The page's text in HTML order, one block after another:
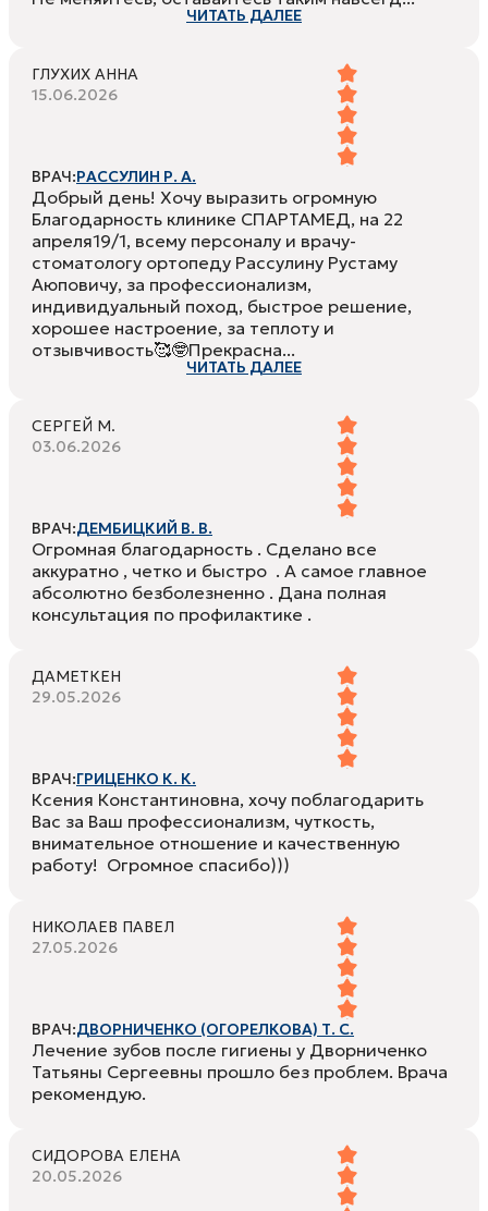
ЧИТАТЬ ДАЛЕЕ
ГЛУХИХ АННА
15.06.2026
ВРАЧ:РАССУЛИН Р. А.
Добрый день! Хочу выразить огромную
Благодарность клинике СПАРТАМЕД, на 22
апреля19/1, всему персоналу и врачу-
стоматологу ортопеду Рассулину Рустаму
Аюповичу, за профессионализм,
индивидуальный поход, быстрое решение,
хорошее настроение, за теплоту и
отзывчивость🥰🤓Прекрасна...
ЧИТАТЬ ДАЛЕЕ
СЕРГЕЙ М.
03.06.2026
ВРАЧ:ДЕМБИЦКИЙ В. В.
Огромная благодарность . Сделано все
аккуратно , четко и быстро . А самое главное
абсолютно безболезненно . Дана полная
консультация по профилактике .
ДАМЕТКЕН
29.05.2026
ВРАЧ:ГРИЦЕНКО К. К.
Ксения Константиновна, хочу поблагодарить
Вас за Ваш профессионализм, чуткость,
внимательное отношение и качественную
работу! Огромное спасибо)))
НИКОЛАЕВ ПАВЕЛ
27.05.2026
ВРАЧ:ДВОРНИЧЕНКО (ОГОРЕЛКОВА) Т. С.
Лечение зубов после гигиены у Дворниченко
Татьяны Сергеевны прошло без проблем. Врача
рекомендую.
СИДОРОВА ЕЛЕНА
20.05.2026